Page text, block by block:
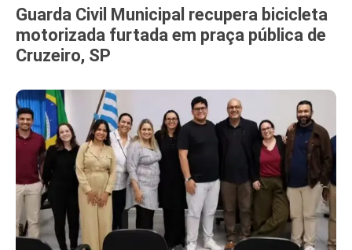
Guarda Civil Municipal recupera bicicleta
motorizada furtada em praça pública de
Cruzeiro, SP